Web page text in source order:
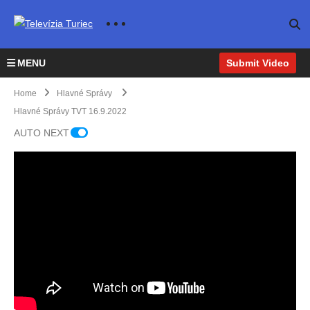
MENU Submit Video
Home
Hlavné Správy
Hlavné Správy TVT 16.9.2022
AUTO NEXT